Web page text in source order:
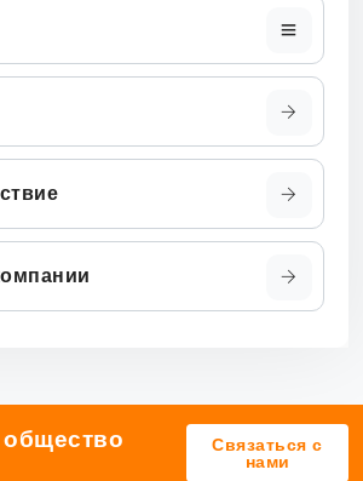
Связаться с
нами